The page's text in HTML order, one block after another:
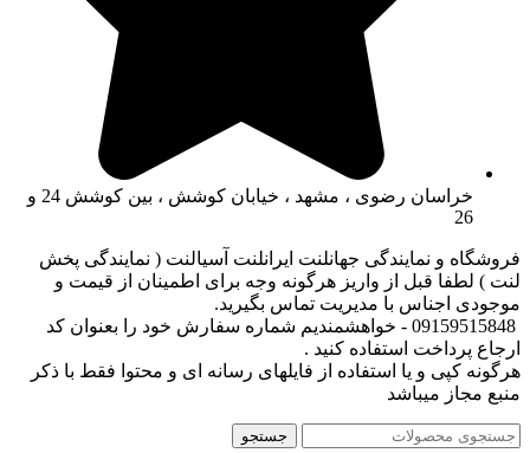
خراسان رضوی ، مشهد ، خیابان کوشش ، بین کوشش 24 و
26
فروشگاه و نمایندگی جهانلنت ایرانلنت آسیالنت ( نمایندگی پخش
لنت ) لطفا قبل از واریز هرگونه وجه برای اطمینان از قیمت و
موجودی اجناس با مدیریت تماس بگیرید.
09159515848 - خواهشمندیم شماره سفارش خود را بعنوان کد
ارجاع پرداخت استفاده کنید .
هرگونه کپی و یا استفاده از فایلهای رسانه ای و محتوا فقط با ذکر
منبع مجاز میباشد
جستجو